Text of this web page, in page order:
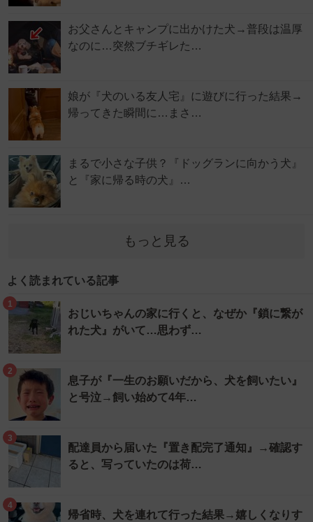
お父さんとキャンプに出かけた犬→普段は温厚
なのに…突然ブチギレた…
娘が『犬のいる友人宅』に遊びに行った結果→
帰ってきた瞬間に…まさ…
まるで小さな子供？『ドッグランに向かう犬』
と『家に帰る時の犬』…
もっと見る
よく読まれている記事
1
おじいちゃんの家に行くと、なぜか『鎖に繋が
れた犬』がいて…思わず…
2
息子が『一生のお願いだから、犬を飼いたい』
と号泣→飼い始めて4年…
3
配達員から届いた『置き配完了通知』→確認す
ると、写っていたのは荷…
4
帰省時、犬を連れて行った結果→嬉しくなりす